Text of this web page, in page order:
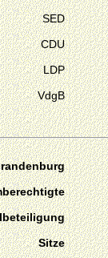
SED
CDU
LDP
VdgB
Sitze